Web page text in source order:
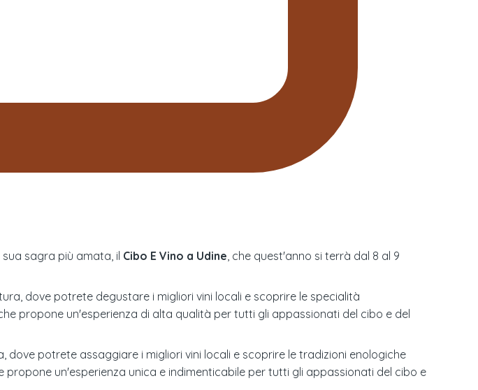
sagra più amata, il Cibo E Vino a Udine , che quest'anno si terrà dal 8 al 9
dove potrete degustare i migliori vini locali e scoprire le specialità
propone un'esperienza di alta qualità per tutti gli appassionati del cibo e del
potrete assaggiare i migliori vini locali e scoprire le tradizioni enologiche
propone un'esperienza unica e indimenticabile per tutti gli appassionati del cibo e